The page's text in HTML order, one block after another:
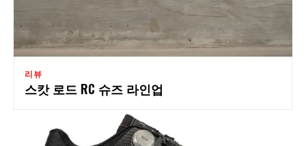
리뷰
스캇 로드 RC 슈즈 라인업